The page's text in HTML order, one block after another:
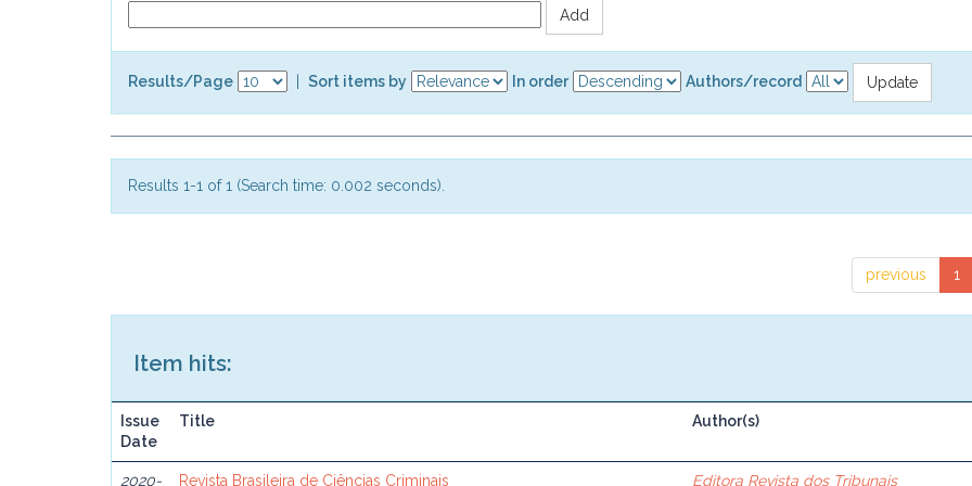
Results/Page Sort items by In order Authors/record
Results 1-1 of 1 (Search time: 0.002 seconds).
previous 1
Item hits:
Issue
Date
Title Author(s)
2020- Revista Brasileira de Ciências Criminais Editora Revista dos Tribunais